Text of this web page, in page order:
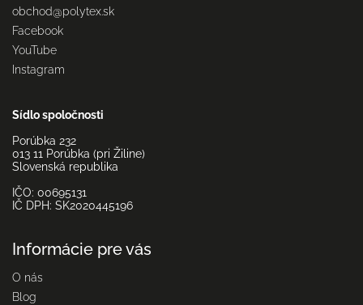
obchod@polytex.sk
Facebook
YouTube
Instagram
Sídlo spoločnosti
Porúbka 232
013 11 Porúbka (pri Žiline)
Slovenská republika
IČO: 00695131
IČ DPH: SK2020445196
Informácie pre vás
O nás
Blog